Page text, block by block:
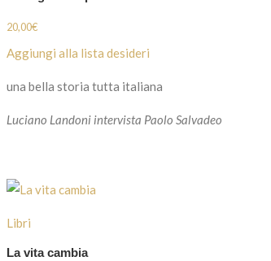
20,00€
Aggiungi alla lista desideri
una bella storia tutta italiana
Luciano Landoni intervista Paolo Salvadeo
Libri
La vita cambia